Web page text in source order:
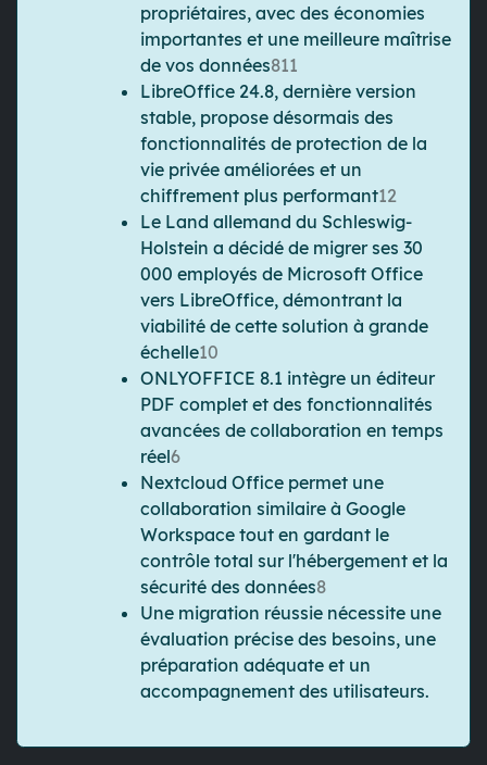
propriétaires, avec des économies
importantes et une meilleure maîtrise
de vos données811
LibreOffice 24.8, dernière version
stable, propose désormais des
fonctionnalités de protection de la
vie privée améliorées et un
chiffrement plus performant12
Le Land allemand du Schleswig-
Holstein a décidé de migrer ses 30
000 employés de Microsoft Office
vers LibreOffice, démontrant la
viabilité de cette solution à grande
échelle10
ONLYOFFICE 8.1 intègre un éditeur
PDF complet et des fonctionnalités
avancées de collaboration en temps
réel6
Nextcloud Office permet une
collaboration similaire à Google
Workspace tout en gardant le
contrôle total sur l'hébergement et la
sécurité des données8
Une migration réussie nécessite une
évaluation précise des besoins, une
préparation adéquate et un
accompagnement des utilisateurs.